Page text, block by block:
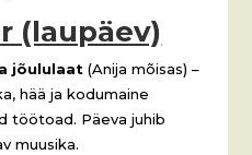
(laupäev)
jõululaat (Anija mõisas) –
hää ja kodumaine
töötoad. Päeva juhib
muusika.